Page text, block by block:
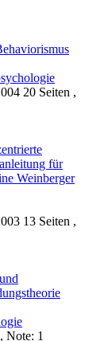
20 Seiten ,
für
Weinberger
13 Seiten ,
Note: 1